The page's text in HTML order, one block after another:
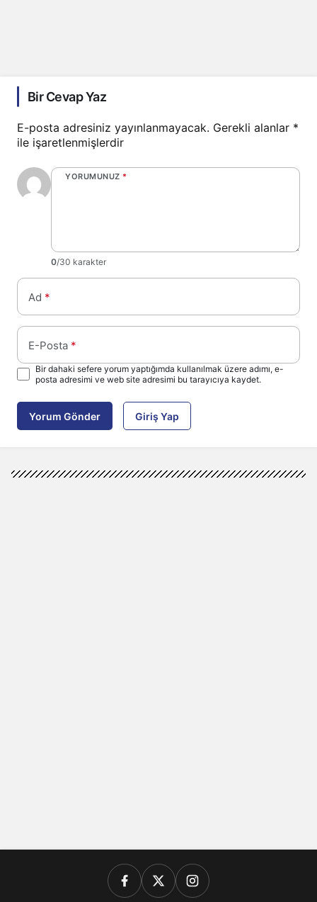
Bir Cevap Yaz
E-posta adresiniz yayınlanmayacak. Gerekli alanlar *
ile işaretlenmişlerdir
YORUMUNUZ *
0/30 karakter
Ad *
E-Posta *
Bir dahaki sefere yorum yaptığımda kullanılmak üzere adımı, e-
posta adresimi ve web site adresimi bu tarayıcıya kaydet.
Yorum Gönder Giriş Yap